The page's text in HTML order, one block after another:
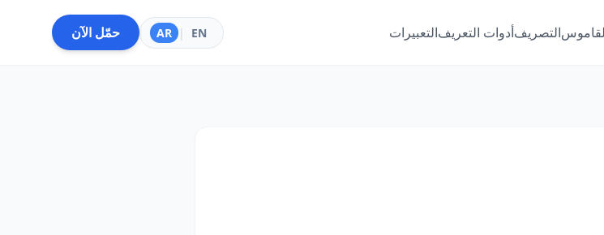
التصريفأدوات التعريفالتعبيرات EN
|
AR حمّل الآن